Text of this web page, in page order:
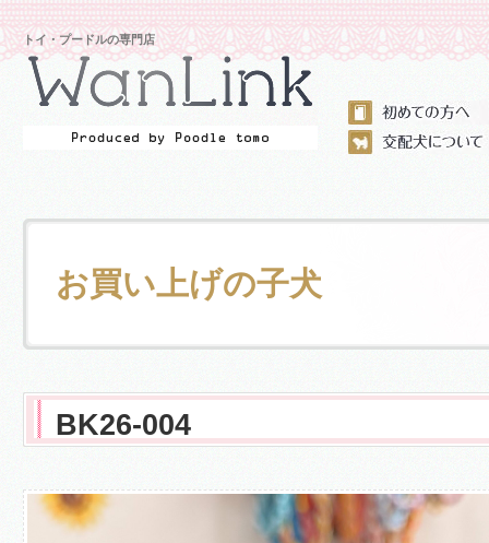
トイ・プードルの専門店
お買い上げの子犬
BK26-004